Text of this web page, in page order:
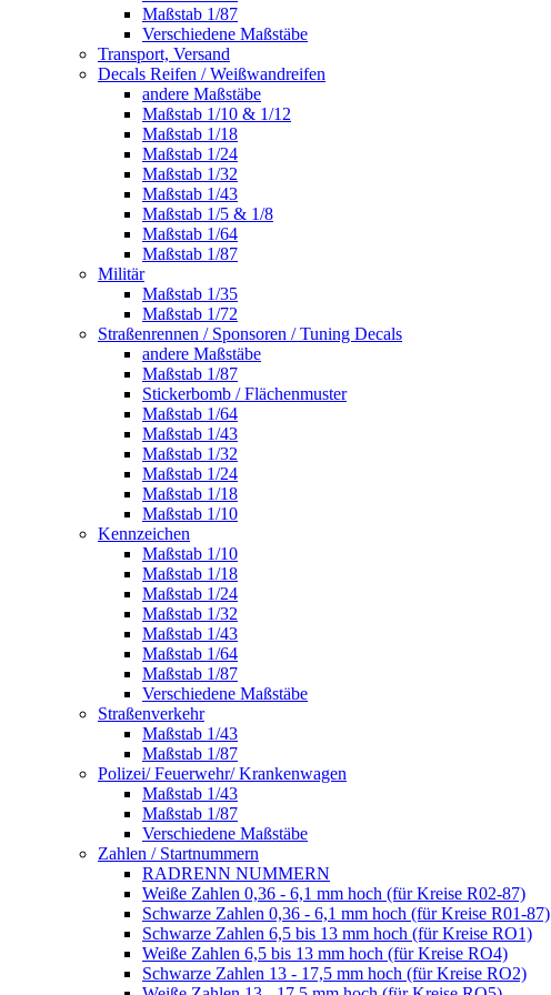
Maßstab 1/87
Verschiedene Maßstäbe
Transport, Versand
Decals Reifen / Weißwandreifen
andere Maßstäbe
Maßstab 1/10 & 1/12
Maßstab 1/18
Maßstab 1/24
Maßstab 1/32
Maßstab 1/43
Maßstab 1/5 & 1/8
Maßstab 1/64
Maßstab 1/87
Militär
Maßstab 1/35
Maßstab 1/72
Straßenrennen / Sponsoren / Tuning Decals
andere Maßstäbe
Maßstab 1/87
Stickerbomb / Flächenmuster
Maßstab 1/64
Maßstab 1/43
Maßstab 1/32
Maßstab 1/24
Maßstab 1/18
Maßstab 1/10
Kennzeichen
Maßstab 1/10
Maßstab 1/18
Maßstab 1/24
Maßstab 1/32
Maßstab 1/43
Maßstab 1/64
Maßstab 1/87
Verschiedene Maßstäbe
Straßenverkehr
Maßstab 1/43
Maßstab 1/87
Polizei/ Feuerwehr/ Krankenwagen
Maßstab 1/43
Maßstab 1/87
Verschiedene Maßstäbe
Zahlen / Startnummern
RADRENN NUMMERN
Weiße Zahlen 0,36 - 6,1 mm hoch (für Kreise R02-87)
Schwarze Zahlen 0,36 - 6,1 mm hoch (für Kreise R01-87)
Schwarze Zahlen 6,5 bis 13 mm hoch (für Kreise RO1)
Weiße Zahlen 6,5 bis 13 mm hoch (für Kreise RO4)
Schwarze Zahlen 13 - 17,5 mm hoch (für Kreise RO2)